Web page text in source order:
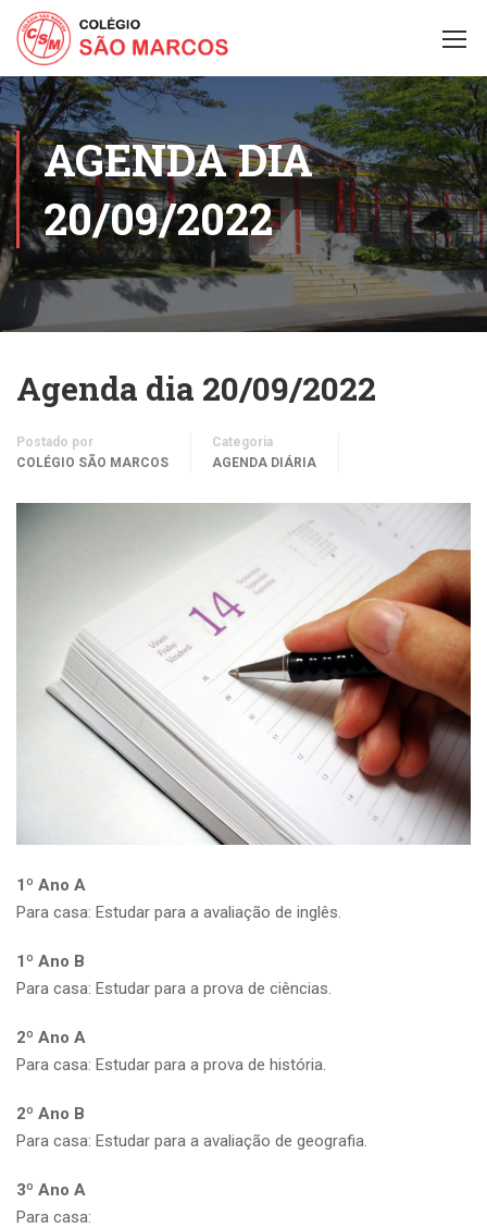
AGENDA DIA
20/09/2022
Agenda dia 20/09/2022
Postado por
COLÉGIO SÃO MARCOS
Categoria
AGENDA DIÁRIA
1º Ano A
Para casa: Estudar para a avaliação de inglês.
1º Ano B
Para casa: Estudar para a prova de ciências.
2º Ano A
Para casa: Estudar para a prova de história.
2º Ano B
Para casa: Estudar para a avaliação de geografia.
3º Ano A
Para casa: